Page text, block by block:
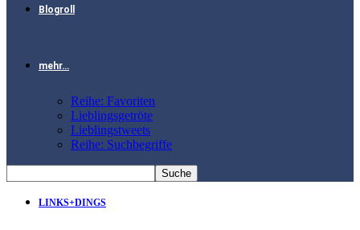
Blogroll
mehr…
Reihe: Favoriten
Lieblingsgetröte
Lieblingstweets
Reihe: Suchbegriffe
LINKS+DINGS